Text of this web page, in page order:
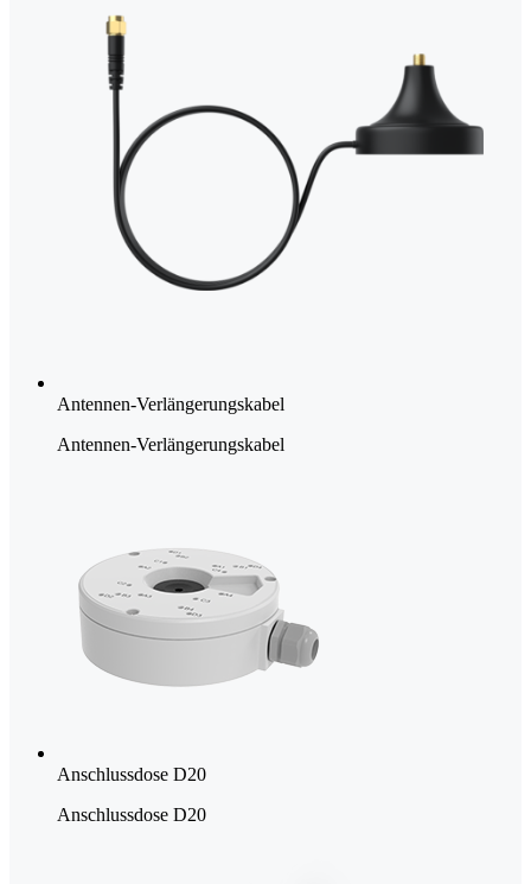
Antennen-Verlängerungskabel
Antennen-Verlängerungskabel
Anschlussdose D20
Anschlussdose D20